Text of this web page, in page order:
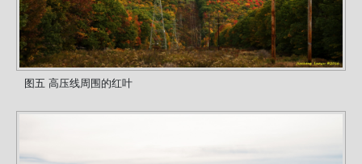
图五 高压线周围的红叶